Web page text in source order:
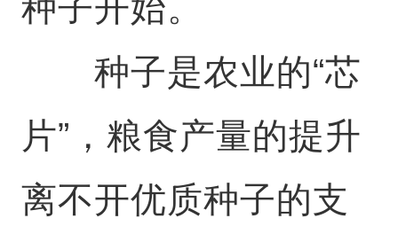
种子开始。
种子是农业的“芯
片”，粮食产量的提升
离不开优质种子的支